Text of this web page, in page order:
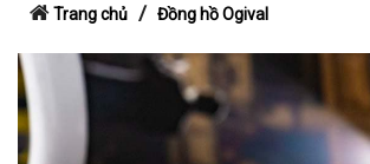
Trang chủ / Đồng hồ Ogival